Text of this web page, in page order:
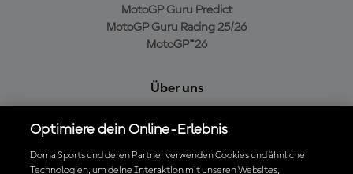
MotoGP Guru Predict
MotoGP Guru Racing 25/26
MotoGP™26
Über uns
Cookie-Richtlinien
Geschäftsbedingungen
Optimiere dein Online-Erlebnis
Dorna Sports und deren Partner verwenden Cookies und ähnliche
Technologien, um deine Interaktion mit unseren Websites,